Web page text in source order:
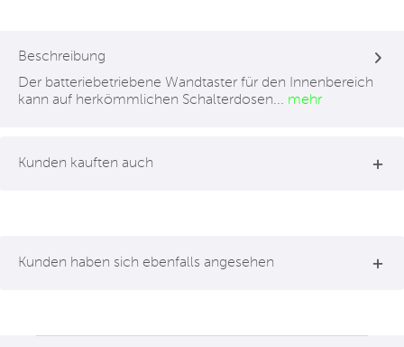
Beschreibung
Der batteriebetriebene Wandtaster für den Innenbereich
kann auf herkömmlichen Schalterdosen... mehr
Kunden kauften auch
Kunden haben sich ebenfalls angesehen